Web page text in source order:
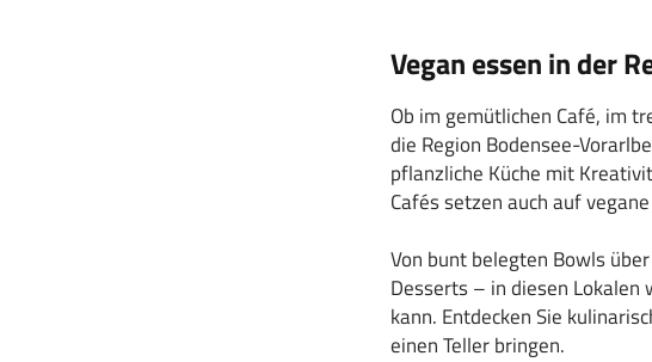
Vegan essen in der
Ob im gemütlichen Café, im
die Region Bodensee-
pflanzliche Küche mit
Cafés setzen auch auf
Von bunt belegten Bowls
Desserts – in diesen Lokalen
kann. Entdecken Sie
einen Teller bringen.